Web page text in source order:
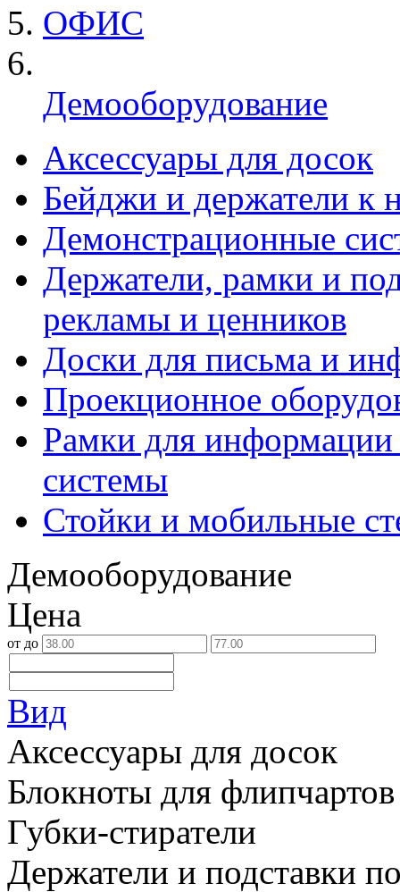
ОФИС
Демооборудование
Аксессуары для досок
Бейджи и держатели к
Демонстрационные
Держатели, рамки и
рекламы и ценников
Доски для письма и
Проекционное
Рамки для
системы
Стойки и мобильные
Демооборудование
Цена
от до
Вид
Аксессуары для досок
Блокноты для флипчартов
Губки-стиратели
Держатели и подставки